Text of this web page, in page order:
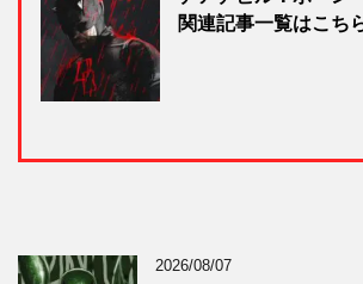
関連記事一覧はこち
2026/08/07